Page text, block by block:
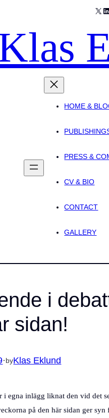
X
HOME &
PRESS &
CV & BIO
CONTACT
GALLERY
i
sidan!
·byKlas Eklund
egna inlägg liknat den vid det
på den här sidan ger syn